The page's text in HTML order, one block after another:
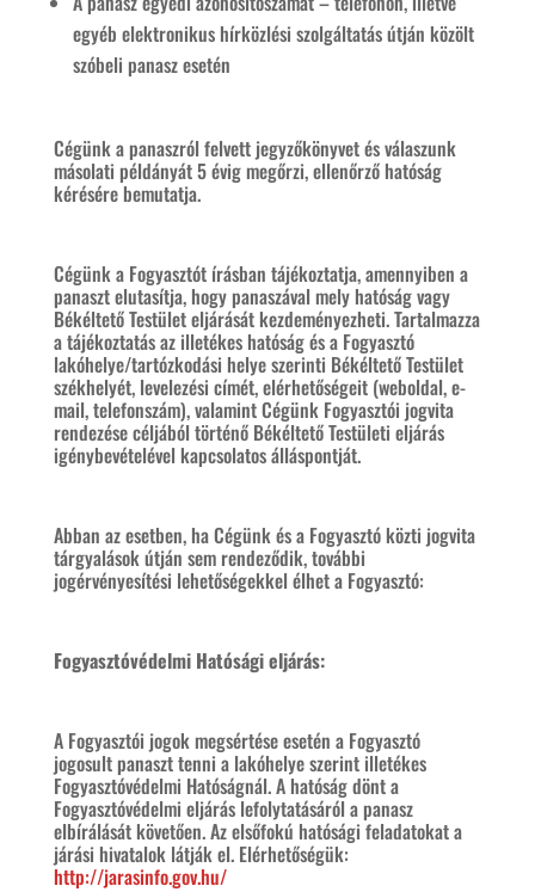
egyéb elektronikus hírközlési szolgáltatás útján közölt
szóbeli panasz esetén
Cégünk a panaszról felvett jegyzőkönyvet és válaszunk
másolati példányát 5 évig megőrzi, ellenőrző hatóság
kérésére bemutatja.
Cégünk a Fogyasztót írásban tájékoztatja, amennyiben a
panaszt elutasítja, hogy panaszával mely hatóság vagy
Békéltető Testület eljárását kezdeményezheti. Tartalmazza
a tájékoztatás az illetékes hatóság és a Fogyasztó
lakóhelye/tartózkodási helye szerinti Békéltető Testület
székhelyét, levelezési címét, elérhetőségeit (weboldal, e-
mail, telefonszám), valamint Cégünk Fogyasztói jogvita
rendezése céljából történő Békéltető Testületi eljárás
igénybevételével kapcsolatos álláspontját.
Abban az esetben, ha Cégünk és a Fogyasztó közti jogvita
tárgyalások útján sem rendeződik, további
jogérvényesítési lehetőségekkel élhet a Fogyasztó:
Fogyasztóvédelmi Hatósági eljárás:
A Fogyasztói jogok megsértése esetén a Fogyasztó
jogosult panaszt tenni a lakóhelye szerint illetékes
Fogyasztóvédelmi Hatóságnál. A hatóság dönt a
Fogyasztóvédelmi eljárás lefolytatásáról a panasz
elbírálását követően. Az elsőfokú hatósági feladatokat a
járási hivatalok látják el. Elérhetőségük:
http://jarasinfo.gov.hu/